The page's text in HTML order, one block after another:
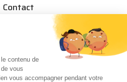
contenu de
vous
vous accompagner pendant votre
Contact
selections-sandp.fr